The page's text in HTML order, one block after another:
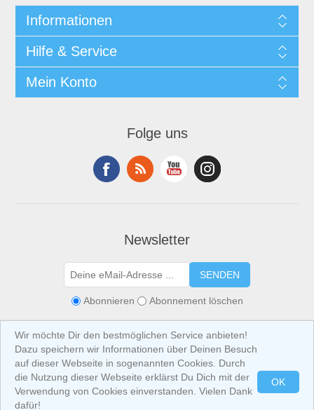
Informationen
Hilfe & Service
Mein Konto
Folge uns
Newsletter
SENDEN
Abonnieren Abonnement löschen
Copyright © 2026 IBIZA at Home. Alle Rechte vorbehalten.Alle Preise sind
Wir möchte Dir den bestmöglichen Service anbieten!
Dazu speichern wir Informationen über Deinen Besuch
auf dieser Webseite in sogenannten Cookies. Durch
die Nutzung dieser Webseite erklärst Du Dich mit der
Verwendung von Cookies einverstanden. Vielen Dank
dafür!
OK